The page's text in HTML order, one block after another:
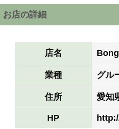
お店の詳細
店名
業種 グル
住所 愛知
HP